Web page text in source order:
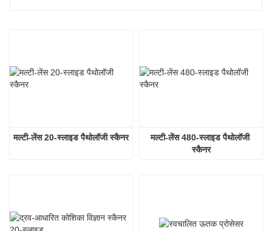
मल्टी-लेंस 20-स्लाइड पैथोलॉजी स्कैनर
मल्टी-लेंस 480-स्लाइड पैथोलॉजी
स्कैनर